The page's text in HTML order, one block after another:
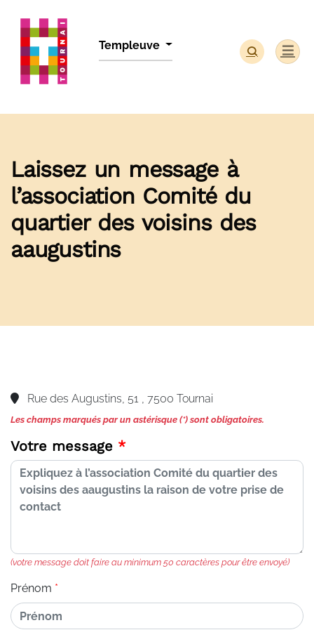
Templeuve
Laissez un message à
l’association Comité du
quartier des voisins des
aaugustins
Rue des Augustins, 51 , 7500 Tournai
Les champs marqués par un astérisque (*) sont obligatoires.
Votre message
(votre message doit faire au minimum 50 caractères pour être envoyé)
Prénom